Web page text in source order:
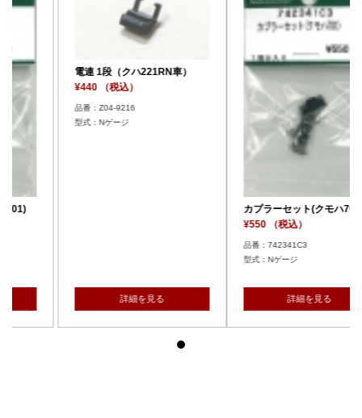
車）
詳細を見る
電連 1段（クハ221RN
¥440 （税込）
品番：Z04-9216
型式：Nゲージ
詳細を見る